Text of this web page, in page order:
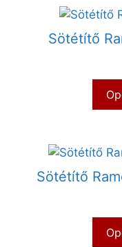
Sötétítő
Sötétítő